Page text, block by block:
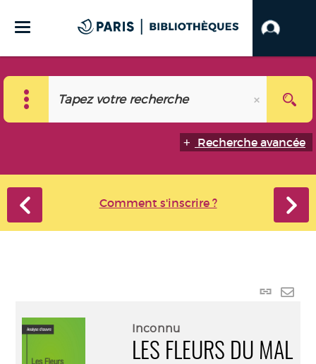
Recherche avancée
Comment s'inscrire ?
Lien
mail
Inconnu
LES FLEURS DU MAL